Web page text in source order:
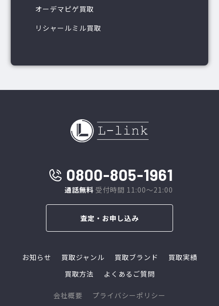
オーデマピゲ買取
リシャールミル買取
0800-805-1961
通話無料 受付時間 11:00～21:00
査定・お申し込み
お知らせ 買取ジャンル 買取ブランド
買取実績
買取方法
よくあるご質問
会社概要 プライバシーポリシー